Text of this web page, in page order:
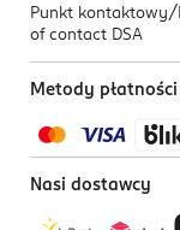
Punkt kontaktowy/
of contact DSA
Metody płatności
Nasi dostawcy